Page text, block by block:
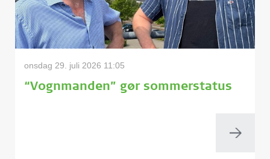
onsdag 29. juli 2026 11:05
“Vognmanden” gør sommerstatus